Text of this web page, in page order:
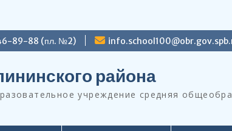
89-88 (пл. №2)
района
учреждение средняя